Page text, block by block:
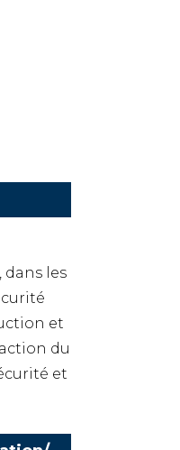
les
et
du
et